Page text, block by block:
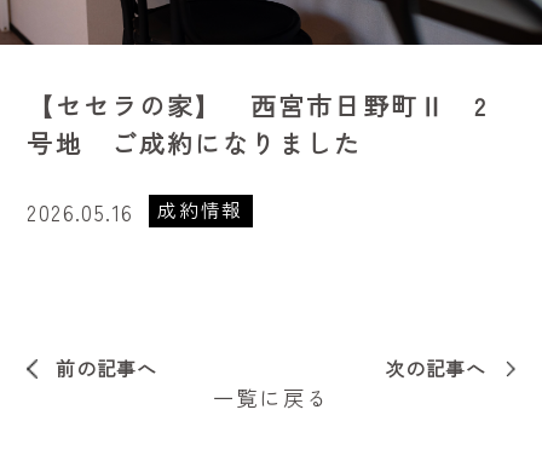
【セセラの家】 西宮市日野町Ⅱ 2
号地 ご成約になりました
2026.05.16 成約情報
前の記事へ 次の記事へ
一覧に戻る